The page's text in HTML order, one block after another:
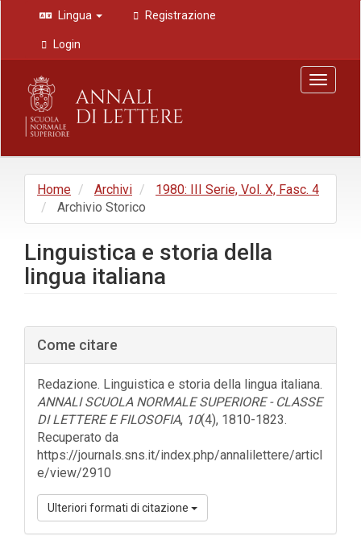
Navigazione
principale
Contenuto
principale
Barra
laterale
Lingua Registrazione
Login
Toggle
Home Archivi
1980: III Serie, Vol. X, Fasc. 4
Archivio Storico
Linguistica e storia della
lingua italiana
Barra
laterale
dell'articolo
Come citare
Redazione. Linguistica e storia della lingua italiana.
ANNALI SCUOLA NORMALE SUPERIORE - CLASSE
DI LETTERE E FILOSOFIA, 10(4), 1810-1823.
Recuperato da
https://journals.sns.it/index.php/annalilettere/articl
e/view/2910
Ulteriori formati di citazione